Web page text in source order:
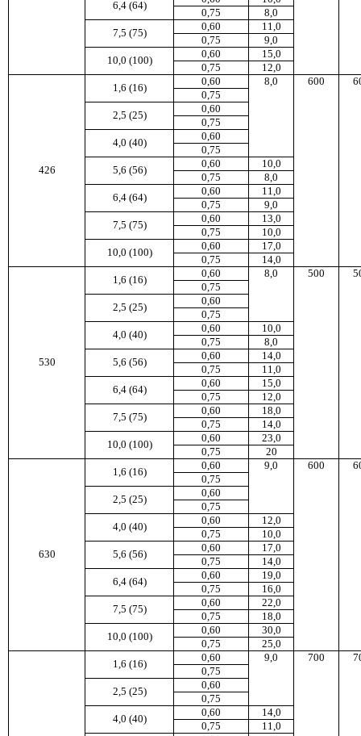
6,4 (64)
0,75
8,0
7,5 (75)
0,60
11,0
0,75
9,0
10,0 (100)
0,60
15,0
0,75
12,0
426
1,6 (16)
0,60 8,0 600
0,75
2,5 (25)
0,60
0,75
4,0 (40)
0,60
0,75
5,6 (56)
0,60
10,0
0,75
8,0
6,4 (64)
0,60
11,0
0,75
9,0
7,5 (75)
0,60
13,0
0,75
10,0
10,0 (100)
0,60
17,0
0,75
14,0
530
1,6 (16)
0,60 8,0 500
0,75
2,5 (25)
0,60
0,75
4,0 (40)
0,60
10,0
0,75
8,0
5,6 (56)
0,60
14,0
0,75
11,0
6,4 (64)
0,60
15,0
0,75
12,0
7,5 (75)
0,60
18,0
0,75
14,0
10,0 (100)
0,60
23,0
0,75
20
630
1,6 (16)
0,60 9,0 600
0,75
2,5 (25)
0,60
0,75
4,0 (40)
0,60
12,0
0,75
10,0
5,6 (56)
0,60
17,0
0,75
14,0
6,4 (64)
0,60
19,0
0,75
16,0
7,5 (75)
0,60
22,0
0,75
18,0
10,0 (100)
0,60
30,0
0,75
25,0
1,6 (16)
0,60 9,0 700
0,75
2,5 (25)
0,60
0,75
4,0 (40)
0,60
14,0
0,75
11,0